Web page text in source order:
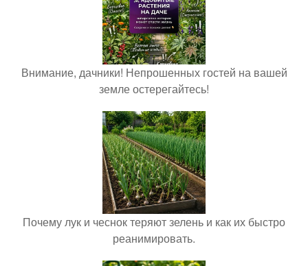
Внимание, дачники! Непрошенных гостей на вашей
земле остерегайтесь!
Почему лук и чеснок теряют зелень и как их быстро
реанимировать.